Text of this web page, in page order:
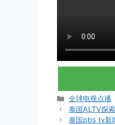
Categories
全球电视点播
泰国ALTV探
泰国pbs tv新